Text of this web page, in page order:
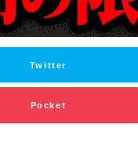
Twitter
Pocket